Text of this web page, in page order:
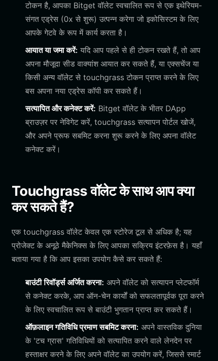
टोकन है, आपका Bitget वॉलेट स्वचालित रूप से एक इथेरियम-
संगत एड्रेस (0x से शुरू) उत्पन्न करेगा जो इकोसिस्टम के लिए
आपके गेटवे के रूप में कार्य करता है।
आयात या जमा करें: यदि आप पहले से ही टोकन रखते हैं, तो आप
अपना मौजूदा सीड वाक्यांश आयात कर सकते हैं, या एक्सचेंज या
किसी अन्य वॉलेट से touchgrass टोकन प्राप्त करने के लिए
बस अपना नया एड्रेस कॉपी कर सकते हैं।
सत्यापित और कनेक्ट करें: Bitget वॉलेट के भीतर DApp
ब्राउज़र पर नेविगेट करें, touchgrass सत्यापन पोर्टल खोजें,
और अपने प्रूफ सबमिट करना शुरू करने के लिए अपना वॉलेट
कनेक्ट करें।
Touchgrass वॉलेट के साथ आप क्या
कर सकते हैं?
एक touchgrass वॉलेट केवल एक स्टोरेज टूल से अधिक है; यह
प्रोजेक्ट के अनूठे मैकेनिक्स के लिए आपका सक्रिय इंटरफ़ेस है। यहाँ
बताया गया है कि आप इसका उपयोग कैसे कर सकते हैं:
बाउंटी रिवॉर्ड्स अर्जित करना: अपने वॉलेट को सत्यापन प्लेटफॉर्म
से कनेक्ट करके, आप ऑन-चेन कार्यों को सफलतापूर्वक पूरा करने
के लिए स्वचालित रूप से बाउंटी भुगतान प्राप्त कर सकते हैं।
ऑफ़लाइन गतिविधि प्रमाण सबमिट करना: अपने वास्तविक दुनिया
के 'टच ग्रास' गतिविधियों को सत्यापित करने वाले लेनदेन पर
हस्ताक्षर करने के लिए अपने वॉलेट का उपयोग करें, जिससे स्मार्ट